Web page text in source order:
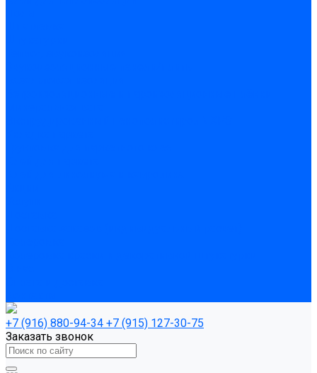
+7 (916) 880-94-34 +7 (915) 127-30-75
Заказать звонок